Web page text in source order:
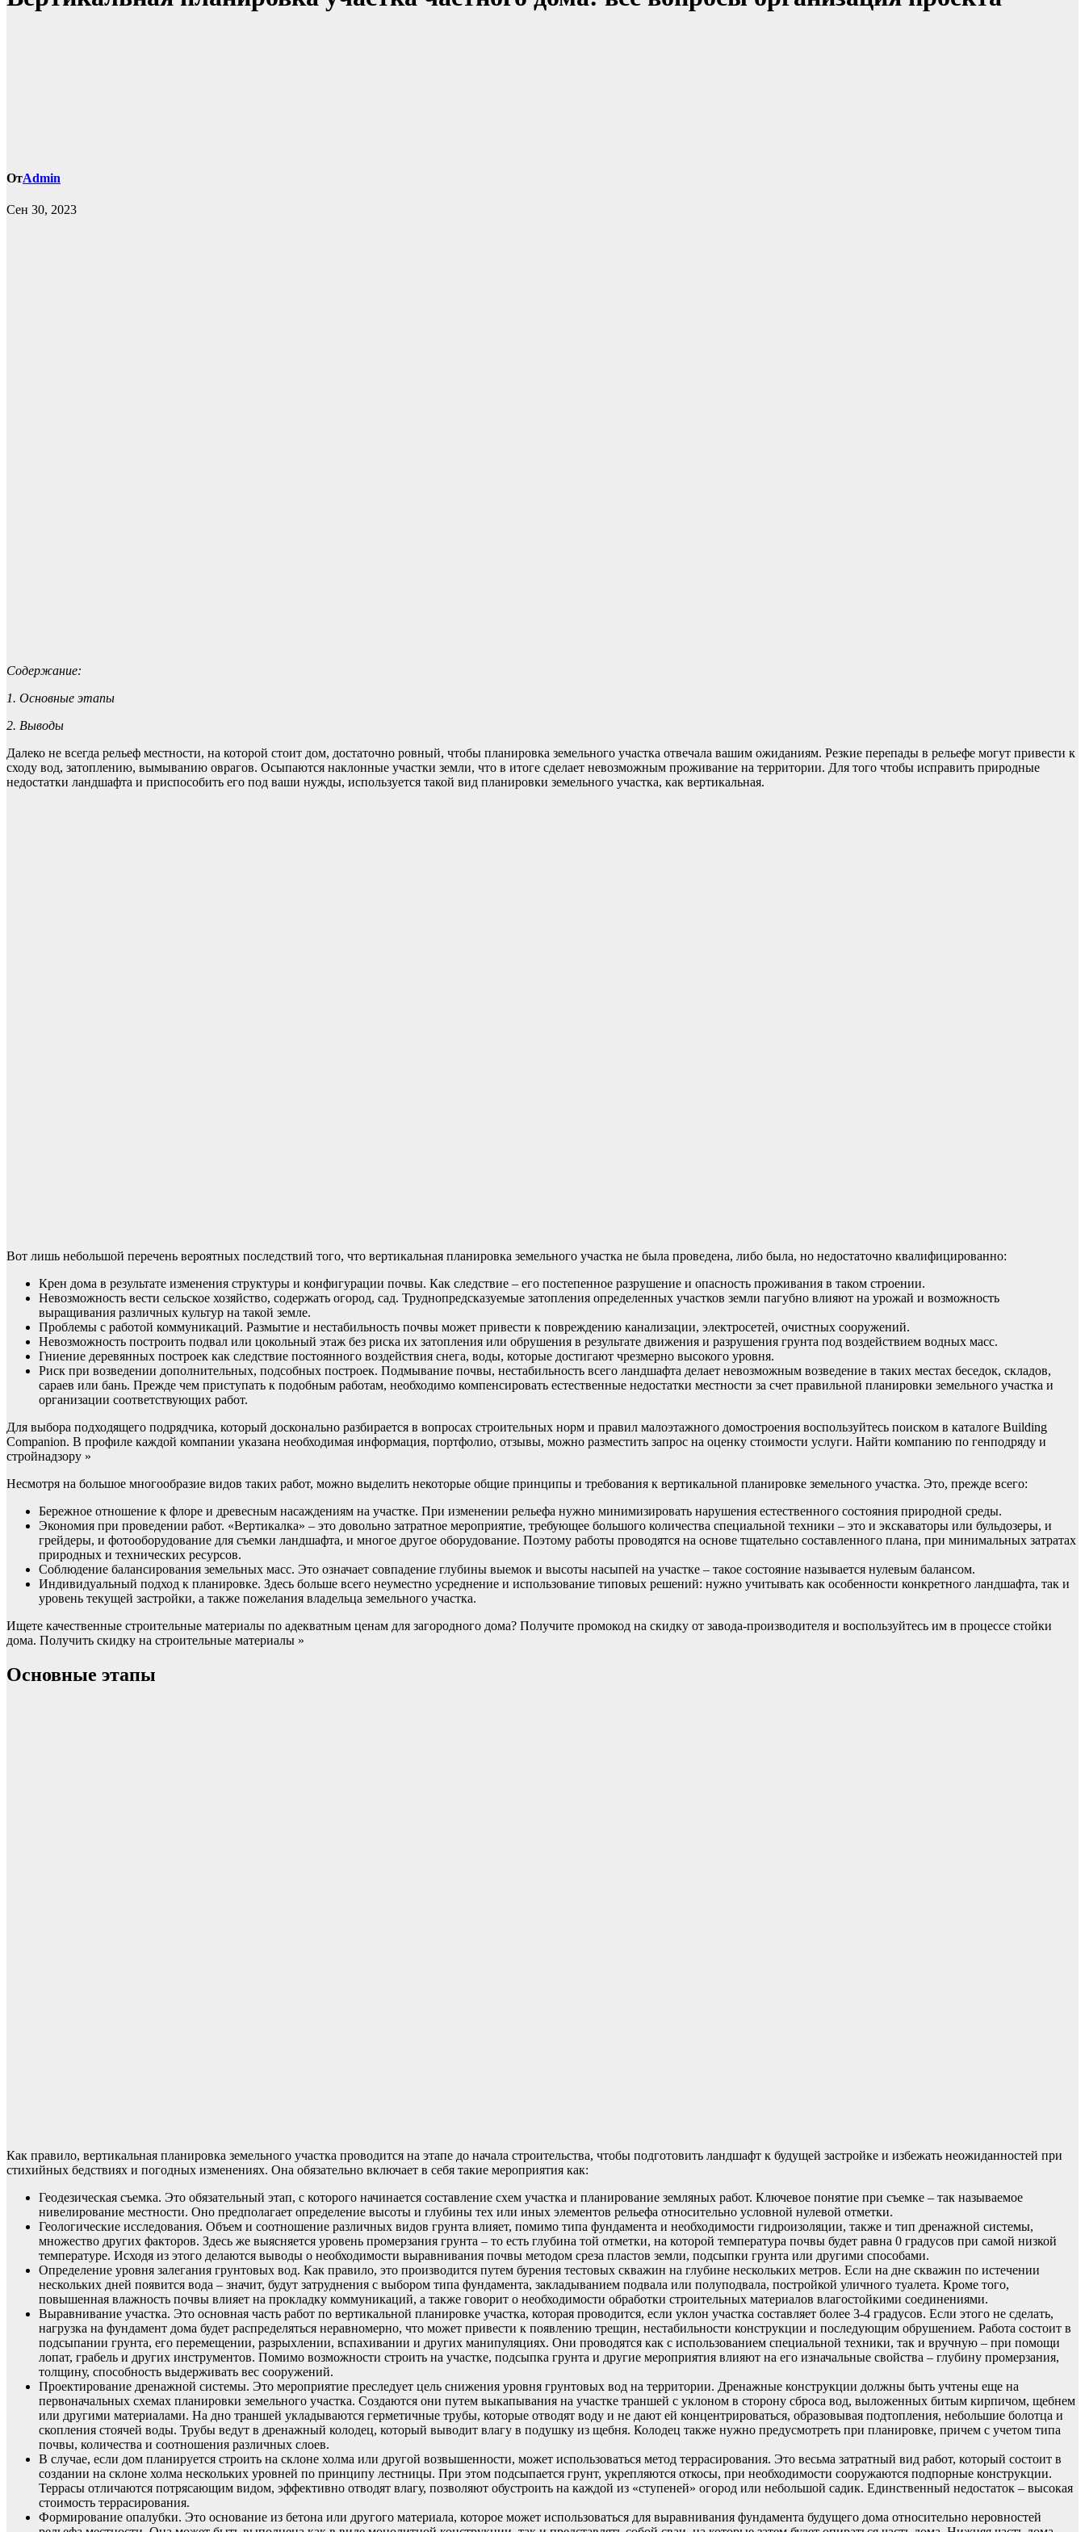
ОтAdmin
Сен 30, 2023
Содержание:
1. Основные этапы
2. Выводы
Далеко не всегда рельеф местности, на которой стоит дом, достаточно ровный, чтобы планировка земельного участка отвечала вашим ожиданиям. Резкие перепады в рельефе могут привести к
сходу вод, затоплению, вымыванию оврагов. Осыпаются наклонные участки земли, что в итоге сделает невозможным проживание на территории. Для того чтобы исправить природные
недостатки ландшафта и приспособить его под ваши нужды, используется такой вид планировки земельного участка, как вертикальная.
Вот лишь небольшой перечень вероятных последствий того, что вертикальная планировка земельного участка не была проведена, либо была, но недостаточно квалифицированно:
Крен дома в результате изменения структуры и конфигурации почвы. Как следствие – его постепенное разрушение и опасность проживания в таком строении.
Невозможность вести сельское хозяйство, содержать огород, сад. Труднопредсказуемые затопления определенных участков земли пагубно влияют на урожай и возможность
выращивания различных культур на такой земле.
Проблемы с работой коммуникаций. Размытие и нестабильность почвы может привести к повреждению канализации, электросетей, очистных сооружений.
Невозможность построить подвал или цокольный этаж без риска их затопления или обрушения в результате движения и разрушения грунта под воздействием водных масс.
Гниение деревянных построек как следствие постоянного воздействия снега, воды, которые достигают чрезмерно высокого уровня.
Риск при возведении дополнительных, подсобных построек. Подмывание почвы, нестабильность всего ландшафта делает невозможным возведение в таких местах беседок, складов,
сараев или бань. Прежде чем приступать к подобным работам, необходимо компенсировать естественные недостатки местности за счет правильной планировки земельного участка и
организации соответствующих работ.
Для выбора подходящего подрядчика, который досконально разбирается в вопросах строительных норм и правил малоэтажного домостроения воспользуйтесь поиском в каталоге Building
Companion. В профиле каждой компании указана необходимая информация, портфолио, отзывы, можно разместить запрос на оценку стоимости услуги. Найти компанию по генподряду и
стройнадзору »
Несмотря на большое многообразие видов таких работ, можно выделить некоторые общие принципы и требования к вертикальной планировке земельного участка. Это, прежде всего:
Бережное отношение к флоре и древесным насаждениям на участке. При изменении рельефа нужно минимизировать нарушения естественного состояния природной среды.
Экономия при проведении работ. «Вертикалка» – это довольно затратное мероприятие, требующее большого количества специальной техники – это и экскаваторы или бульдозеры, и
грейдеры, и фотооборудование для съемки ландшафта, и многое другое оборудование. Поэтому работы проводятся на основе тщательно составленного плана, при минимальных затратах
природных и технических ресурсов.
Соблюдение балансирования земельных масс. Это означает совпадение глубины выемок и высоты насыпей на участке – такое состояние называется нулевым балансом.
Индивидуальный подход к планировке. Здесь больше всего неуместно усреднение и использование типовых решений: нужно учитывать как особенности конкретного ландшафта, так и
уровень текущей застройки, а также пожелания владельца земельного участка.
Ищете качественные строительные материалы по адекватным ценам для загородного дома? Получите промокод на скидку от завода-производителя и воспользуйтесь им в процессе стойки
дома. Получить скидку на строительные материалы »
Основные этапы
Как правило, вертикальная планировка земельного участка проводится на этапе до начала строительства, чтобы подготовить ландшафт к будущей застройке и избежать неожиданностей при
стихийных бедствиях и погодных изменениях. Она обязательно включает в себя такие мероприятия как:
Геодезическая съемка. Это обязательный этап, с которого начинается составление схем участка и планирование земляных работ. Ключевое понятие при съемке – так называемое
нивелирование местности. Оно предполагает определение высоты и глубины тех или иных элементов рельефа относительно условной нулевой отметки.
Геологические исследования. Объем и соотношение различных видов грунта влияет, помимо типа фундамента и необходимости гидроизоляции, также и тип дренажной системы,
множество других факторов. Здесь же выясняется уровень промерзания грунта – то есть глубина той отметки, на которой температура почвы будет равна 0 градусов при самой низкой
температуре. Исходя из этого делаются выводы о необходимости выравнивания почвы методом среза пластов земли, подсыпки грунта или другими способами.
Определение уровня залегания грунтовых вод. Как правило, это производится путем бурения тестовых скважин на глубине нескольких метров. Если на дне скважин по истечении
нескольких дней появится вода – значит, будут затруднения с выбором типа фундамента, закладыванием подвала или полуподвала, постройкой уличного туалета. Кроме того,
повышенная влажность почвы влияет на прокладку коммуникаций, а также говорит о необходимости обработки строительных материалов влагостойкими соединениями.
Выравнивание участка. Это основная часть работ по вертикальной планировке участка, которая проводится, если уклон участка составляет более 3-4 градусов. Если этого не сделать,
нагрузка на фундамент дома будет распределяться неравномерно, что может привести к появлению трещин, нестабильности конструкции и последующим обрушением. Работа состоит в
подсыпании грунта, его перемещении, разрыхлении, вспахивании и других манипуляциях. Они проводятся как с использованием специальной техники, так и вручную – при помощи
лопат, грабель и других инструментов. Помимо возможности строить на участке, подсыпка грунта и другие мероприятия влияют на его изначальные свойства – глубину промерзания,
толщину, способность выдерживать вес сооружений.
Проектирование дренажной системы. Это мероприятие преследует цель снижения уровня грунтовых вод на территории. Дренажные конструкции должны быть учтены еще на
первоначальных схемах планировки земельного участка. Создаются они путем выкапывания на участке траншей с уклоном в сторону сброса вод, выложенных битым кирпичом, щебнем
или другими материалами. На дно траншей укладываются герметичные трубы, которые отводят воду и не дают ей концентрироваться, образовывая подтопления, небольшие болотца и
скопления стоячей воды. Трубы ведут в дренажный колодец, который выводит влагу в подушку из щебня. Колодец также нужно предусмотреть при планировке, причем с учетом типа
почвы, количества и соотношения различных слоев.
В случае, если дом планируется строить на склоне холма или другой возвышенности, может использоваться метод террасирования. Это весьма затратный вид работ, который состоит в
создании на склоне холма нескольких уровней по принципу лестницы. При этом подсыпается грунт, укрепляются откосы, при необходимости сооружаются подпорные конструкции.
Террасы отличаются потрясающим видом, эффективно отводят влагу, позволяют обустроить на каждой из «ступеней» огород или небольшой садик. Единственный недостаток – высокая
стоимость террасирования.
Формирование опалубки. Это основание из бетона или другого материала, которое может использоваться для выравнивания фундамента будущего дома относительно неровностей